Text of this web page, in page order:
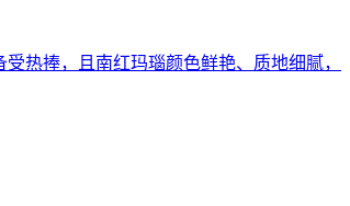
热捧，且南红玛瑙颜色鲜艳、质地细腻，